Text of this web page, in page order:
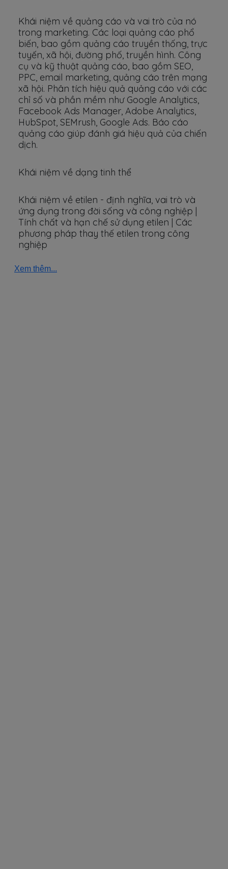
Khái niệm về quảng cáo và vai trò của nó
trong marketing. Các loại quảng cáo phổ
biến, bao gồm quảng cáo truyền thống, trực
tuyến, xã hội, đường phố, truyền hình. Công
cụ và kỹ thuật quảng cáo, bao gồm SEO,
PPC, email marketing, quảng cáo trên mạng
xã hội. Phân tích hiệu quả quảng cáo với các
chỉ số và phần mềm như Google Analytics,
Facebook Ads Manager, Adobe Analytics,
HubSpot, SEMrush, Google Ads. Báo cáo
quảng cáo giúp đánh giá hiệu quả của chiến
dịch.
Khái niệm về dạng tinh thể
Khái niệm về etilen - định nghĩa, vai trò và
ứng dụng trong đời sống và công nghiệp |
Tính chất và hạn chế sử dụng etilen | Các
phương pháp thay thế etilen trong công
nghiệp
Xem thêm...